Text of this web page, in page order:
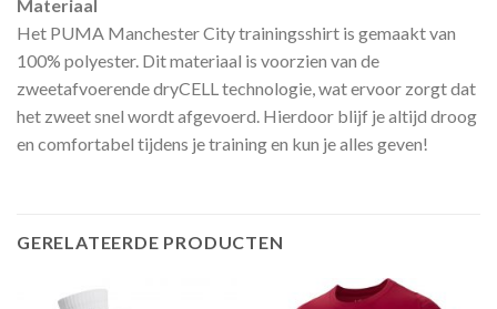
Materiaal
Het PUMA Manchester City trainingsshirt is gemaakt van
100% polyester. Dit materiaal is voorzien van de
zweetafvoerende dryCELL technologie, wat ervoor zorgt dat
het zweet snel wordt afgevoerd. Hierdoor blijf je altijd droog
en comfortabel tijdens je training en kun je alles geven!
GERELATEERDE PRODUCTEN